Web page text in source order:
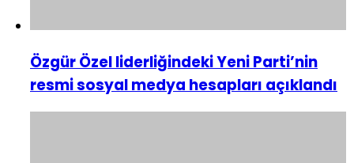
Özgür Özel liderliğindeki Yeni Parti’nin
resmi sosyal medya hesapları açıklandı